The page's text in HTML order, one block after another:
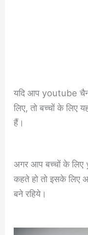
यदि आप youtube
लिए, तो बच्चों के लिए
हैं।
अगर आप बच्चों के
कहते हो तो इसके
बने रहिये।